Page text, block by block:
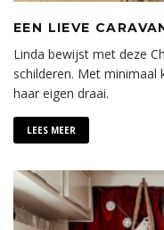
EEN LIEVE
Linda bewijst met deze
schilderen. Met minimaal
haar eigen draai.
LEES MEER